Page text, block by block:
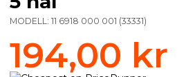
MODELL: 11 6918 000 001 (33331)
194,00 kr